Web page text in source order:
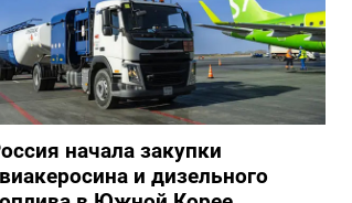
начала закупки
и дизельного